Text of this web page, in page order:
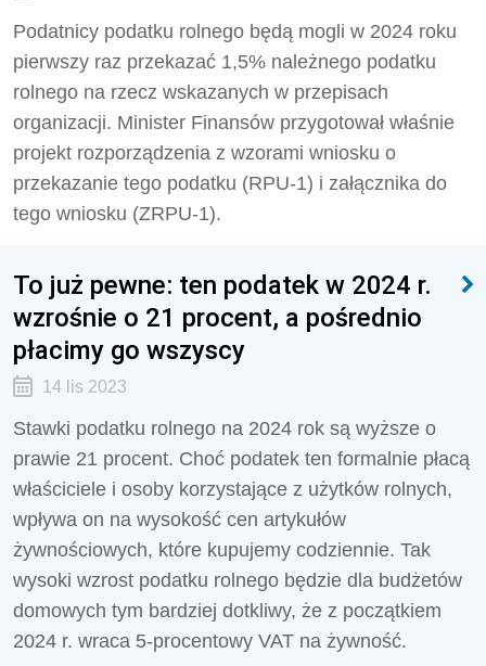
Podatnicy podatku rolnego będą mogli w 2024 roku
pierwszy raz przekazać 1,5% należnego podatku
rolnego na rzecz wskazanych w przepisach
organizacji. Minister Finansów przygotował właśnie
projekt rozporządzenia z wzorami wniosku o
przekazanie tego podatku (RPU-1) i załącznika do
tego wniosku (ZRPU-1).
To już pewne: ten podatek w 2024 r.
wzrośnie o 21 procent, a pośrednio
płacimy go wszyscy
14 lis 2023
Stawki podatku rolnego na 2024 rok są wyższe o
prawie 21 procent. Choć podatek ten formalnie płacą
właściciele i osoby korzystające z użytków rolnych,
wpływa on na wysokość cen artykułów
żywnościowych, które kupujemy codziennie. Tak
wysoki wzrost podatku rolnego będzie dla budżetów
domowych tym bardziej dotkliwy, że z początkiem
2024 r. wraca 5-procentowy VAT na żywność.